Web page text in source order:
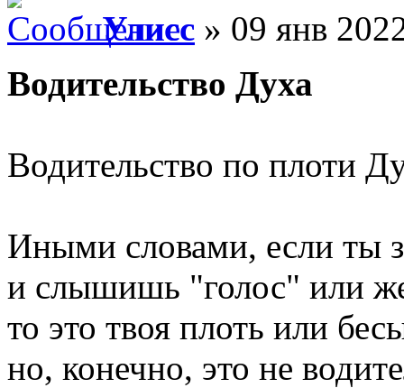
Улисс » 09 янв
Водительство Духа
Водительство по плоти
Иными словами, если ты
и слышишь "голос" или
то это твоя плоть или
но, конечно, это не